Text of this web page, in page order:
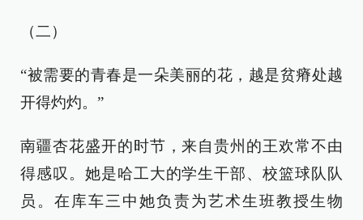
（二）
“被需要的青春是一朵美丽的花，越是贫瘠处越
开得灼灼。”
南疆杏花盛开的时节，来自贵州的王欢常不由
得感叹。她是哈工大的学生干部、校篮球队队
员。在库车三中她负责为艺术生班教授生物